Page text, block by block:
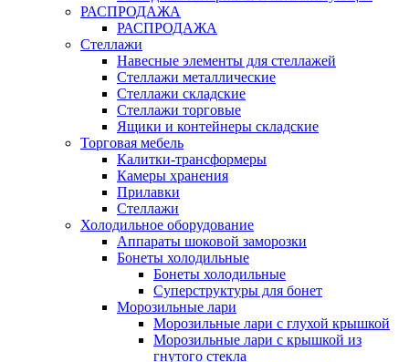
РАСПРОДАЖА
РАСПРОДАЖА
Стеллажи
Навесные элементы для стеллажей
Стеллажи металлические
Стеллажи складские
Стеллажи торговые
Ящики и контейнеры складские
Торговая мебель
Калитки-трансформеры
Камеры хранения
Прилавки
Стеллажи
Холодильное оборудование
Аппараты шоковой заморозки
Бонеты холодильные
Бонеты холодильные
Суперструктуры для бонет
Морозильные лари
Морозильные лари с глухой крышкой
Морозильные лари с крышкой из
гнутого стекла